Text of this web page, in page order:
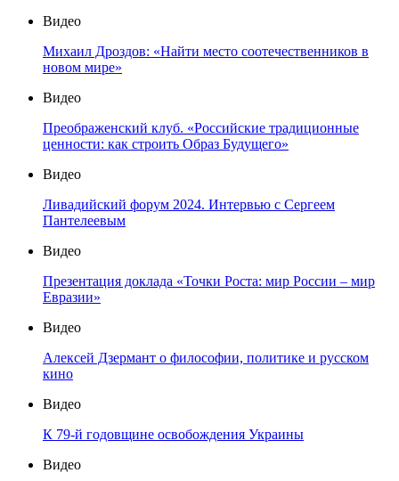
Видео
Михаил Дроздов: «Найти место соотечественников в
новом мире»
Видео
Преображенский клуб. «Российские традиционные
ценности: как строить Образ Будущего»
Видео
Ливадийский форум 2024. Интервью с Сергеем
Пантелеевым
Видео
Презентация доклада «Точки Роста: мир России – мир
Евразии»
Видео
Алексей Дзермант о философии, политике и русском
кино
Видео
К 79-й годовщине освобождения Украины
Видео